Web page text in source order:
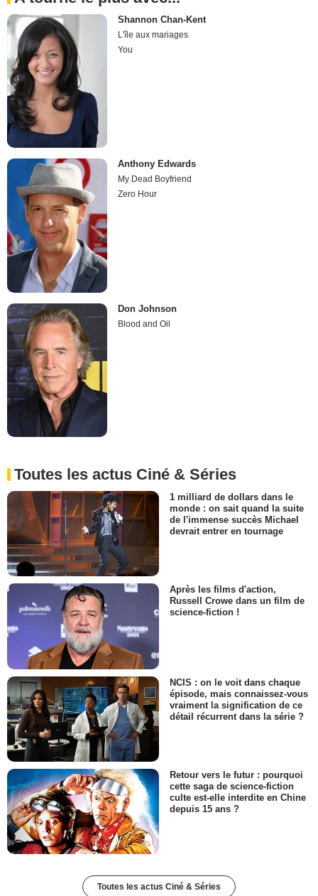
Shannon Chan-Kent
L'île aux mariages
You
Anthony Edwards
My Dead Boyfriend
Zero Hour
Don Johnson
Blood and Oil
Toutes les actus Ciné & Séries
1 milliard de dollars dans le
monde : on sait quand la suite
de l'immense succès Michael
devrait entrer en tournage
Après les films d'action,
Russell Crowe dans un film de
science-fiction !
NCIS : on le voit dans chaque
épisode, mais connaissez-vous
vraiment la signification de ce
détail récurrent dans la série ?
Retour vers le futur : pourquoi
cette saga de science-fiction
culte est-elle interdite en Chine
depuis 15 ans ?
Toutes les actus Ciné & Séries